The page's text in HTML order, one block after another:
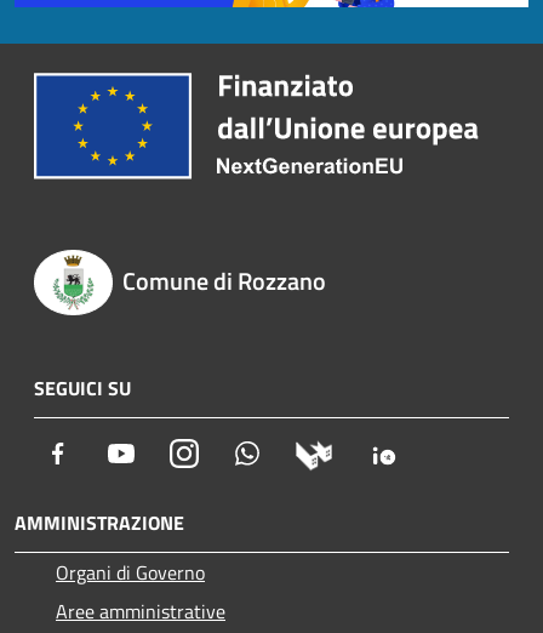
Comune di Rozzano
SEGUICI SU
Facebook YoutubeInstagram Whatsapp
AMMINISTRAZIONE
Organi di Governo
Aree amministrative